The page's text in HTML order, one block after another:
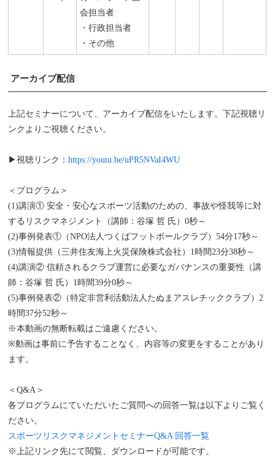
会担当者
・行政担当者
・その他
アーカイブ配信
上記セミナーについて、アーカイブ配信をいたします。下記視聴リ
ンクよりご視聴ください。
▶視聴リンク：https://youtu.be/uPR5NVaI4WU
＜プログラム＞
(1)講演① 安全・安心なスポーツ活動のための、事故や怪我等に対
するリスクマネジメント（講師：谷塚 哲 氏）0秒～
(2)事例発表①（NPO法人つくばフットボールクラブ）54分17秒～
(3)情報提供（三井住友海上火災保険株式会社）1時間23分38秒～
(4)講演② 信頼されるクラブ運営に必要なガバナンスの重要性（講
師：谷塚 哲 氏）1時間39分0秒～
(5)事例発表②（特定非営利活動法人たぬまアスレチッククラブ）2
時間37分52秒～
※本動画の無断転載はご遠慮ください。
※動画は事前に予告することなく、内容等の変更をすることがあり
ます。
＜Q&A＞
各プログラムにていただいたご質問への回答一覧は以下よりご覧く
ださい。
スポーツリスクマネジメントセミナーQ&A 回答一覧
※上記リンク先にて閲覧、ダウンロードが可能です。